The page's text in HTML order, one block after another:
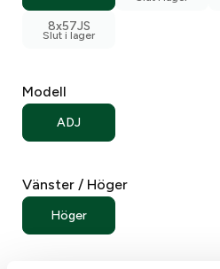
8x57JS
Modell
ADJ
Vänster / Höger
Höger